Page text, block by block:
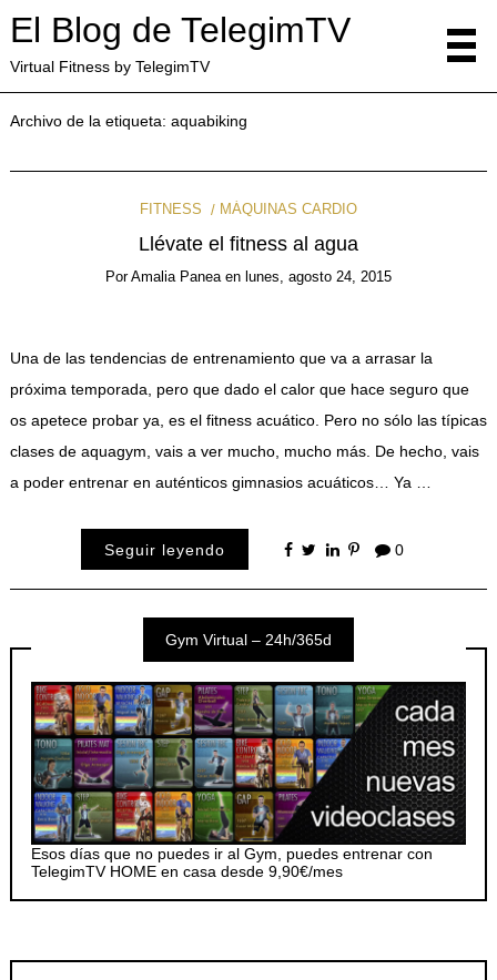
El Blog de TelegimTV
Virtual Fitness by TelegimTV
Archivo de la etiqueta: aquabiking
FITNESS MÁQUINAS CARDIO
Llévate el fitness al agua
PorAmalia Panea en lunes, agosto 24, 2015
Una de las tendencias de entrenamiento que va a arrasar la
próxima temporada, pero que dado el calor que hace seguro que
os apetece probar ya, es el fitness acuático. Pero no sólo las típicas
clases de aquagym, vais a ver mucho, mucho más. De hecho, vais
a poder entrenar en auténticos gimnasios acuáticos… Ya …
Seguir leyendo 0
Gym Virtual – 24h/365d
Esos días que no puedes ir al Gym, puedes entrenar con
TelegimTV HOME en casa desde 9,90€/mes